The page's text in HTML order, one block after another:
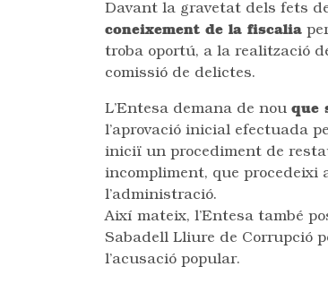
Davant la gravetat dels fets
coneixement de la fiscalia
troba oportú, a la realització
comissió de delictes.
L’Entesa demana de nou que
l’aprovació inicial efectuada
iniciï un procediment de
incompliment, que procedeixi
l’administració.
Així mateix, l’Entesa també
Sabadell Lliure de Corrupció
l’acusació popular.